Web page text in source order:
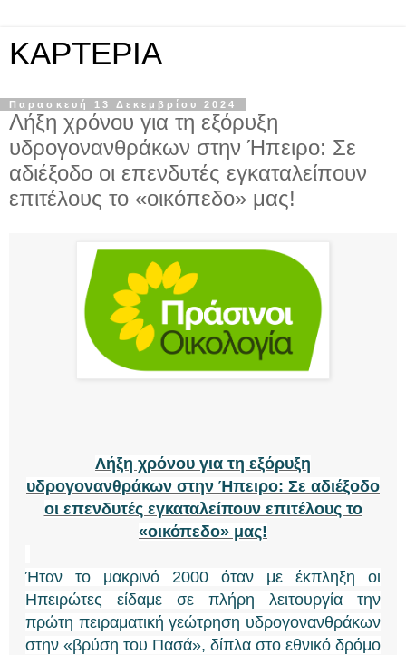
KAPTEPIA
Παρασκευή 13 Δεκεμβρίου 2024
Λήξη χρόνου για τη εξόρυξη
υδρογονανθράκων στην Ήπειρο: Σε
αδιέξοδο οι επενδυτές εγκαταλείπουν
επιτέλους το «οικόπεδο» μας!
Λήξη χρόνου για τη εξόρυξη
υδρογονανθράκων στην Ήπειρο: Σε αδιέξοδο
οι επενδυτές εγκαταλείπουν επιτέλους το
«οικόπεδο» μας!
Ήταν το μακρινό 2000 όταν με έκπληξη οι
Ηπειρώτες είδαμε σε πλήρη λειτουργία την
πρώτη πειραματική γεώτρηση υδρογονανθράκων
στην «βρύση του Πασά», δίπλα στο εθνικό δρόμο